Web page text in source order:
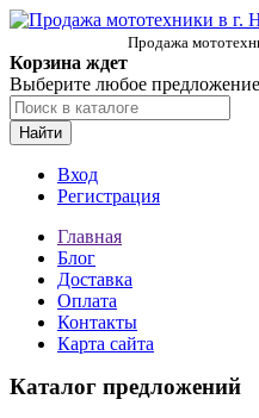
Продажа
Корзина ждет
Выберите любое предложение
Найти
Вход
Регистрация
Главная
Блог
Доставка
Оплата
Контакты
Карта сайта
Каталог предложений